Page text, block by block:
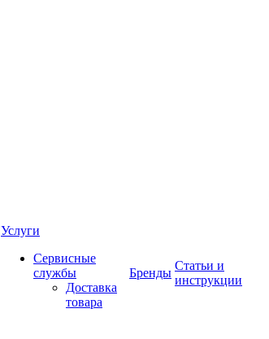
Услуги
Сервисные
службы
Доставка
товара
Бренды
Статьи и
инструкции